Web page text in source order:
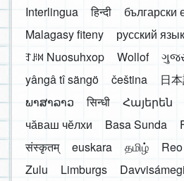
Interlingua
हिन्दी
български
Malagasy fiteny
русский язык
ꆈꌠ꒿ Nuosuhxop
Wollof
yângâ tî sängö
čeština 日
ພາສາລາວ
सिन्धी Հայերեն
чӑваш чӗлхи
Basa Sunda
संस्कृतम्
euskara தமிழ்
Zulu
Limburgs